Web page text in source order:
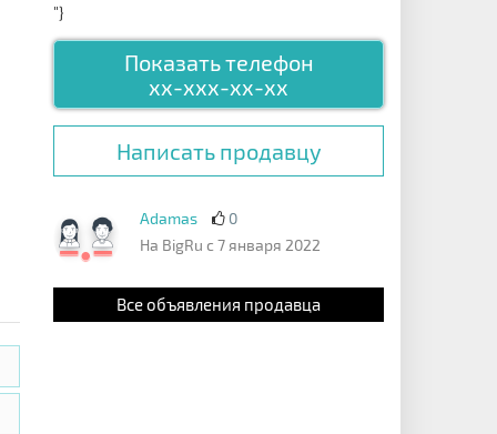
"}
Показать телефон
xx-xxx-xx-xx
Написать продавцу
Adamas
0
На BigRu с 7 января 2022
Все объявления продавца